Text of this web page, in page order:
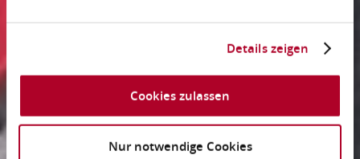
Details zeigen
Cookies zulassen
Nur notwendige Cookies